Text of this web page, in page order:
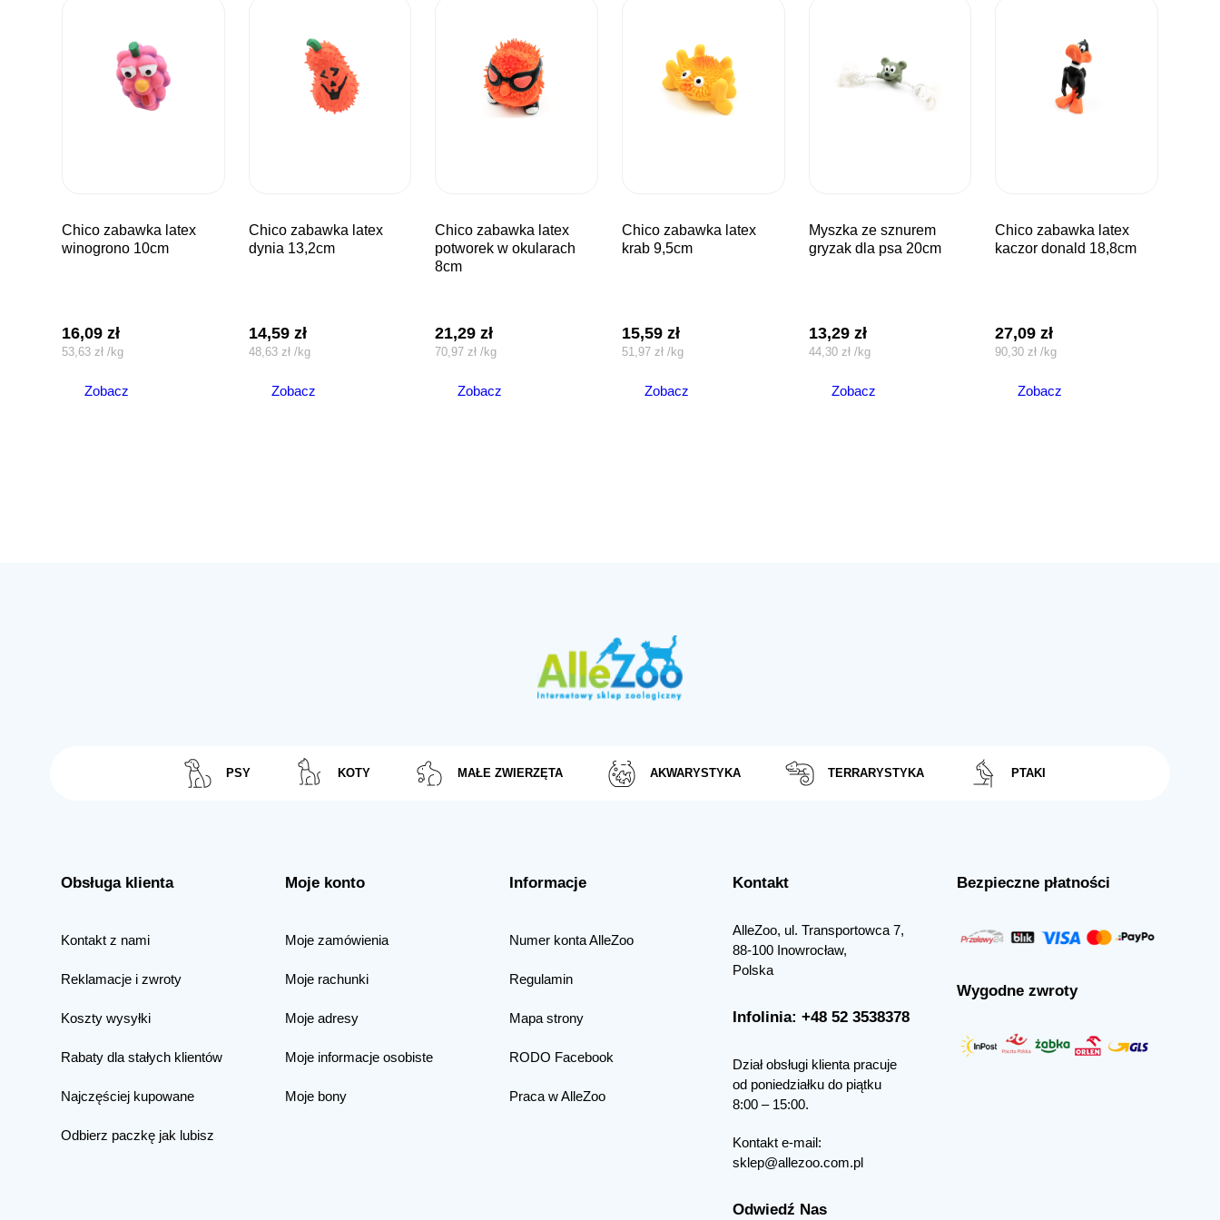
chico zabawka latex
winogrono 10cm
16,09zł
53,63 zł /kg
Zobacz
chico zabawka latex
dynia 13,2cm
14,59 zł
48,63 zł /kg
Zobacz
chico zabawka latex
potworek w okularach
8cm
21,29zł
70,97 zł /kg
Zobacz
chico zabawka latex
krab 9,5cm
15,59 zł
51,97 zł /kg
Zobacz
myszka ze sznurem
gryzak dla psa 20cm
13,29 zł
44,30 zł /kg
Zobacz
chico zabawka latex
kaczor donald 18,8cm
27,09zł
90,30 zł /kg
Zobacz
PSY KOTY MAŁE ZWIERZĘTA AKWARYSTYKA TERRARYSTYKA PTAKI
Obsługa klienta
Kontakt z nami
Reklamacje i zwroty
Koszty wysyłki
Rabaty dla stałych klientów
Najczęściej kupowane
Odbierz paczkę jak lubisz
Moje konto
Moje zamówienia
Moje rachunki
Moje adresy
Moje informacje osobiste
Moje bony
Informacje
Numer konta AlleZoo
Regulamin
Mapa strony
RODO Facebook
Praca w AlleZoo
Kontakt
AlleZoo, ul. Transportowca 7,
88-100 Inowrocław,
Polska
Infolinia: +48 52 3538378
Dział obsługi klienta pracuje
od poniedziałku do piątku
8:00 – 15:00.
Kontakt e-mail:
sklep@allezoo.com.pl
Odwiedź Nas
Bezpieczne płatności
Wygodne zwroty